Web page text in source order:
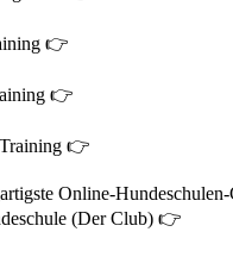
👉
👉
👉
Online-
(Der Club) 👉